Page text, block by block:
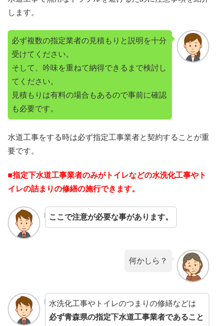
します。
必ず複数の指定業者の見積もりと説明を十分
受けてください。
そして、吟味を重ねて納得できるまで検討し
てください。
見積もりは有料の場合もあるので事前に確認
も必要です。
水道工事をする時は必ず指定工事業者と契約することが重
要です。
■指定下水道工事業者のみがトイレなどの水洗化工事やト
イレの詰まりの修繕の施行できます。
ここで注意が必要な事があります。
何かしら？
水洗化工事やトイレのつまりの修繕などは
必ず青森県の指定下水道工事業者であること